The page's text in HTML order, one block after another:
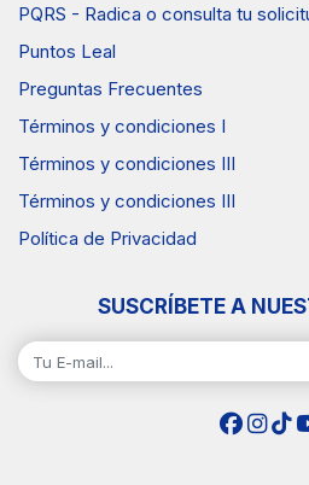
PQRS - Radica o consulta tu
Puntos Leal
Preguntas Frecuentes
Términos y condiciones I
Términos y condiciones III
Términos y condiciones III
Política de Privacidad
SUSCRÍBETE A